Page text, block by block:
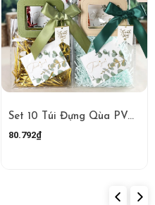
Set 10 Túi Đựng Qùa PVC (Kh ruy băng) Size Nhỏ RCTG3745
80.792₫